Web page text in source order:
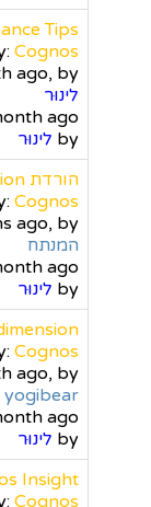
Tips
Cognos
ago, by
לינוּר
ago
by לינוּר
הורדת trial version
Cognos
ago, by
המנתח
ago
by לינוּר
Cognos
ago, by
yogibear
ago
by לינוּר
Insight
Cognos